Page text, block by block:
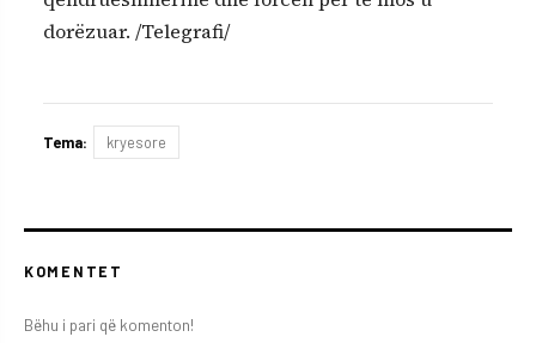
dorëzuar. /Telegrafi/
Tema: kryesore
KOMENTET
Bëhu i pari që komenton!